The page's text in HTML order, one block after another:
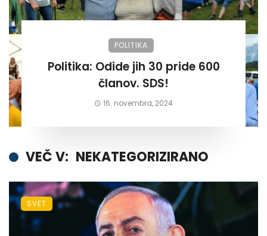
POLITIKA
Politika: Odide jih 30 pride 600
članov. SDS!
16. novembra, 2024
VEČ V: NEKATEGORIZIRANO
SVET